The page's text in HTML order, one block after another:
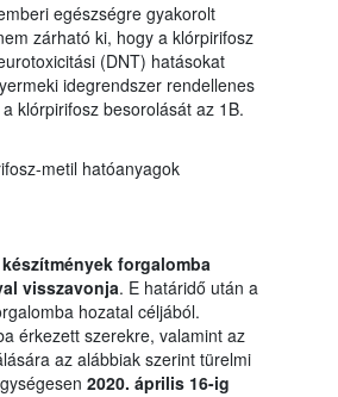
egészségre gyakorolt
zárható ki, hogy a klórpirifosz
(DNT) hatásokat
idegrendszer rendellenes
klórpirifosz besorolását az 1B.
metil hatóanyagok
forgalomba
visszavonja. E határidő után a
hozatal céljából.
érkezett szerekre, valamint az
az alábbiak szerint türelmi
2020. április 16-ig